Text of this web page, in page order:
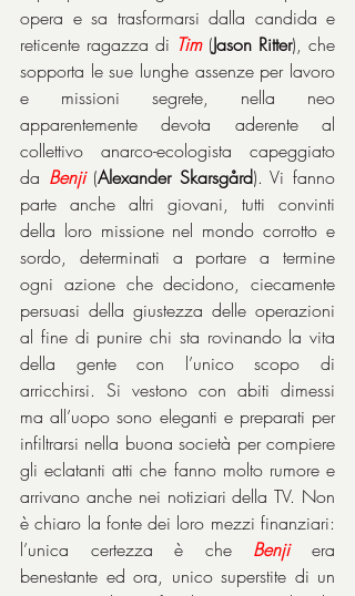
opera e sa trasformarsi dalla candida e
reticente ragazza di Tim (Jason Ritter), che
sopporta le sue lunghe assenze per lavoro
e missioni segrete, nella neo
apparentemente devota aderente al
collettivo anarco-ecologista capeggiato
da Benji (Alexander Skarsgård). Vi fanno
parte anche altri giovani, tutti convinti
della loro missione nel mondo corrotto e
sordo, determinati a portare a termine
ogni azione che decidono, ciecamente
persuasi della giustezza delle operazioni
al fine di punire chi sta rovinando la vita
della gente con l’unico scopo di
arricchirsi. Si vestono con abiti dimessi
ma all’uopo sono eleganti e preparati per
infiltrarsi nella buona società per compiere
gli eclatanti atti che fanno molto rumore e
arrivano anche nei notiziari della TV. Non
è chiaro la fonte dei loro mezzi finanziari:
l’unica certezza è che Benji era
benestante ed ora, unico superstite di un